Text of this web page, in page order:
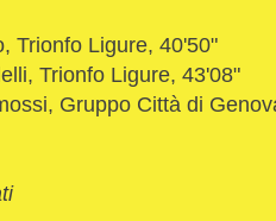
Trionfo Ligure, 40'50"
Trionfo Ligure, 43'08"
Gruppo Città di